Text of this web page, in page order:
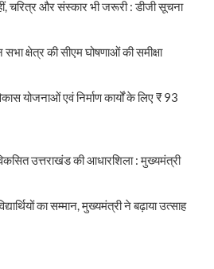
और संस्कार भी जरूरी : डीजी सूचना
क्षेत्र की सीएम घोषणाओं की समीक्षा
योजनाओं एवं निर्माण कार्यों के लिए ₹ 93
विकसित उत्तराखंड की आधारशिला : मुख्यमंत्री
का सम्मान, मुख्यमंत्री ने बढ़ाया उत्साह